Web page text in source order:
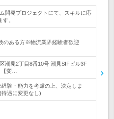
開発プロジェクトにて、スキルに応
。
のある方※物流業界経験者歓迎
潮見2丁目8番10号 潮見SIFビル3F
【変…
験・能力を考慮の上、決定しま
遇に変更なし)